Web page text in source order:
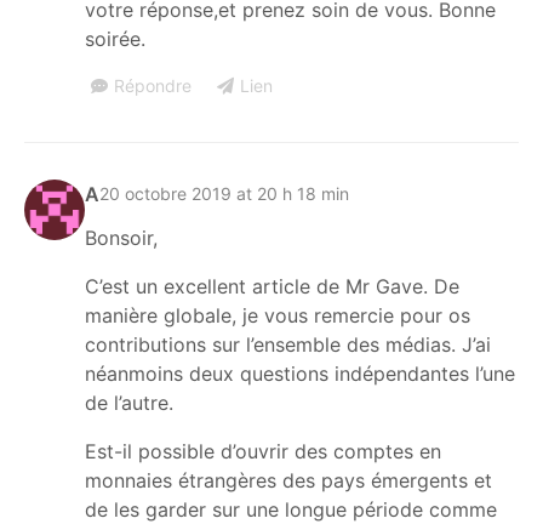
votre réponse,et prenez soin de vous. Bonne
soirée.
Répondre Lien
A20 octobre 2019 at 20 h 18 min
Bonsoir,
C’est un excellent article de Mr Gave. De
manière globale, je vous remercie pour os
contributions sur l’ensemble des médias. J’ai
néanmoins deux questions indépendantes l’une
de l’autre.
Est-il possible d’ouvrir des comptes en
monnaies étrangères des pays émergents et
de les garder sur une longue période comme